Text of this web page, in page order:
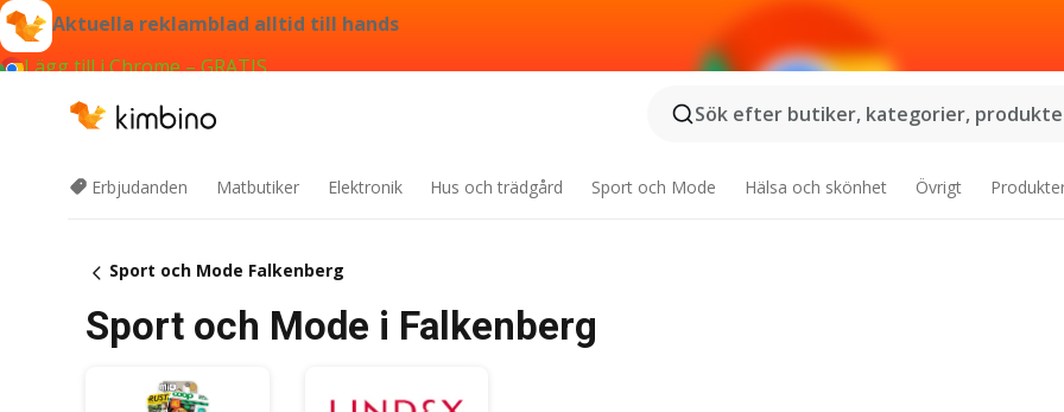
Aktuella reklamblad alltid till hands
Lägg till i Chrome – GRATIS
Sök efter butiker, kategorier,
Erbjudanden Matbutiker Elektronik Hus och trädgård Sport och Mode Hälsa och skönhet Övrigt
Sport och Mode Falkenberg
Sport och Mode i Falkenberg